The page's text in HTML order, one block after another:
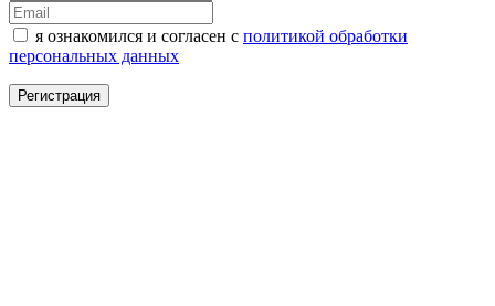
я ознакомился и согласен с политикой обработки
персональных данных
Регистрация